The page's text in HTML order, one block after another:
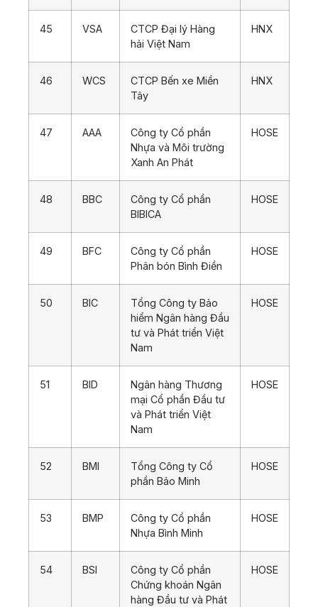
45 VSA
CTCP Đại lý Hàng
hải Việt Nam
HNX
46 WCS
CTCP Bến xe Miền
Tây
HNX
47 AAA
Công ty Cổ phần
Nhựa và Môi trường
Xanh An Phát
HOSE
48 BBC
Công ty Cổ phần
BIBICA
HOSE
49 BFC
Công ty Cổ phần
Phân bón Bình Điền
HOSE
50 BIC
Tổng Công ty Bảo
hiểm Ngân hàng Đầu
tư và Phát triển Việt
Nam
HOSE
51 BID
Ngân hàng Thương
mại Cổ phần Đầu tư
và Phát triển Việt
Nam
HOSE
52 BMI
Tổng Công ty Cổ
phần Bảo Minh
HOSE
53 BMP
Công ty Cổ phần
Nhựa Bình Minh
HOSE
54 BSI
Công ty Cổ phần
Chứng khoán Ngân
hàng Đầu tư và Phát
HOSE